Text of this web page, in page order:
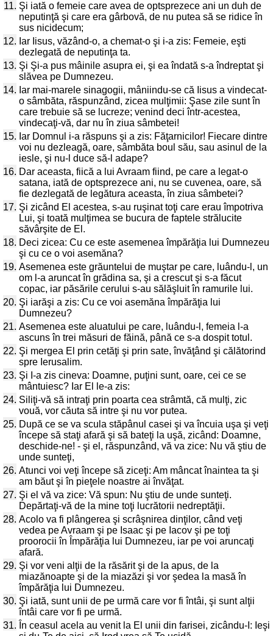
11. Şi iată o femeie care avea de optsprezece ani un duh de
neputinţă şi care era gârbovă, de nu putea să se ridice în
sus nicidecum;
12. Iar Iisus, văzând-o, a chemat-o şi i-a zis: Femeie, eşti
dezlegată de neputinţa ta.
13. Şi Şi-a pus mâinile asupra ei, şi ea îndată s-a îndreptat şi
slăvea pe Dumnezeu.
14. Iar mai-marele sinagogii, mâniindu-se că Iisus a vindecat-
o sâmbăta, răspunzând, zicea mulţimii: Şase zile sunt în
care trebuie să se lucreze; venind deci într-acestea,
vindecaţi-vă, dar nu în ziua sâmbetei!
15. Iar Domnul i-a răspuns şi a zis: Făţarnicilor! Fiecare dintre
voi nu dezleagă, oare, sâmbăta boul său, sau asinul de la
iesle, şi nu-l duce să-l adape?
16. Dar aceasta, fiică a lui Avraam fiind, pe care a legat-o
satana, iată de optsprezece ani, nu se cuvenea, oare, să
fie dezlegată de legătura aceasta, în ziua sâmbetei?
17. Şi zicând El acestea, s-au ruşinat toţi care erau împotriva
Lui, şi toată mulţimea se bucura de faptele strălucite
săvârşite de El.
18. Deci zicea: Cu ce este asemenea împărăţia lui Dumnezeu
şi cu ce o voi asemăna?
19. Asemenea este grăuntelui de muştar pe care, luându-l, un
om l-a aruncat în grădina sa, şi a crescut şi s-a făcut
copac, iar păsările cerului s-au sălăşluit în ramurile lui.
20. Şi iarăşi a zis: Cu ce voi asemăna împărăţia lui
Dumnezeu?
21. Asemenea este aluatului pe care, luându-l, femeia l-a
ascuns în trei măsuri de făină, până ce s-a dospit totul.
22. Şi mergea El prin cetăţi şi prin sate, învăţând şi călătorind
spre Ierusalim.
23. Şi I-a zis cineva: Doamne, puţini sunt, oare, cei ce se
mântuiesc? Iar El le-a zis:
24. Siliţi-vă să intraţi prin poarta cea strâmtă, că mulţi, zic
vouă, vor căuta să intre şi nu vor putea.
25. După ce se va scula stăpânul casei şi va încuia uşa şi veţi
începe să staţi afară şi să bateţi la uşă, zicând: Doamne,
deschide-ne! - şi el, răspunzând, vă va zice: Nu vă ştiu de
unde sunteţi,
26. Atunci voi veţi începe să ziceţi: Am mâncat înaintea ta şi
am băut şi în pieţele noastre ai învăţat.
27. Şi el vă va zice: Vă spun: Nu ştiu de unde sunteţi.
Depărtaţi-vă de la mine toţi lucrătorii nedreptăţii.
28. Acolo va fi plângerea şi scrâşnirea dinţilor, când veţi
vedea pe Avraam şi pe Isaac şi pe Iacov şi pe toţi
proorocii în Împărăţia lui Dumnezeu, iar pe voi aruncaţi
afară.
29. Şi vor veni alţii de la răsărit şi de la apus, de la
miazănoapte şi de la miazăzi şi vor şedea la masă în
împărăţia lui Dumnezeu.
30. Şi iată, sunt unii de pe urmă care vor fi întâi, şi sunt alţii
întâi care vor fi pe urmă.
31. În ceasul acela au venit la El unii din farisei, zicându-I: Ieşi